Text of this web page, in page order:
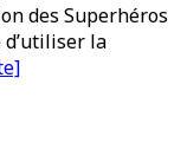
des Superhéros
d’utiliser la